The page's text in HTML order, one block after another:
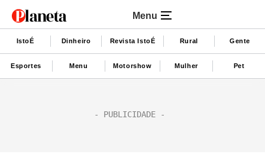
Menu
IstoÉ Dinheiro Revista IstoÉ Rural Gente
Esportes Menu Motorshow Mulher Pet